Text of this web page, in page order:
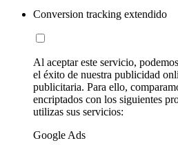
Conversion tracking extendido
Al aceptar este servicio,
el éxito de nuestra publicidad
publicitaria. Para ello,
encriptados con los siguientes
utilizas sus servicios:
Google Ads